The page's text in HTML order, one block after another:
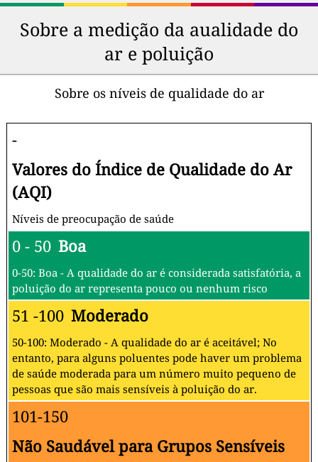
Sobre a medição da aualidade do
ar e poluição
Sobre os níveis de qualidade do ar
-
Valores do Índice de Qualidade do Ar
(AQI)
Níveis de preocupação de saúde
0 - 50 Boa
0-50: Boa - A qualidade do ar é considerada satisfatória, a
poluição do ar representa pouco ou nenhum risco
51 -100 Moderado
50-100: Moderado - A qualidade do ar é aceitável; No
entanto, para alguns poluentes pode haver um problema
de saúde moderada para um número muito pequeno de
pessoas que são mais sensíveis à poluição do ar.
101-150
Não Saudável para Grupos Sensíveis